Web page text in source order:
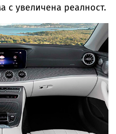
с увеличена реалност.